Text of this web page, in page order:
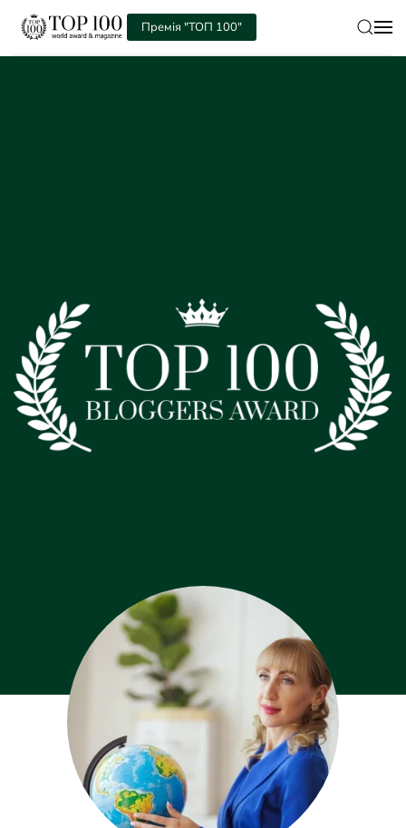
Skip to main content
Премія "ТОП 100"